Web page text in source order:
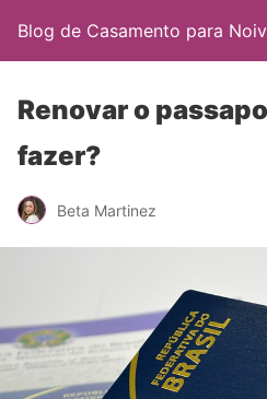
Blog de Casamento para
Renovar o
fazer?
Beta Martinez